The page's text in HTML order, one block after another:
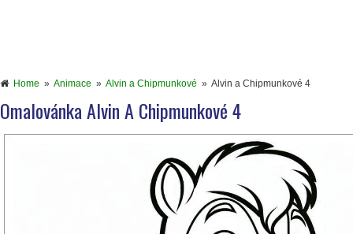
Home » Animace » Alvin a Chipmunkové » Alvin a Chipmunkové 4
Omalovánka Alvin A Chipmunkové 4